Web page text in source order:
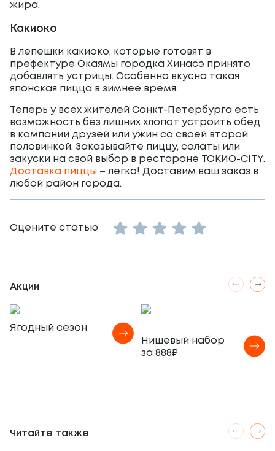
жира.
Какиоко
В лепешки какиоко, которые готовят в
префектуре Окаямы городка Хинасэ принято
добавлять устрицы. Особенно вкусна такая
японская пицца в зимнее время.
Теперь у всех жителей Санкт-Петербурга есть
возможность без лишних хлопот устроить обед
в компании друзей или ужин со своей второй
половинкой. Заказывайте пиццу, салаты или
закуски на свой выбор в ресторане ТОКИО-CITY.
Доставка пиццы – легко! Доставим ваш заказ в
любой район города.
Оцените статью
Акции
Ягодный сезон
Нишевый набор
за 888₽
Читайте также